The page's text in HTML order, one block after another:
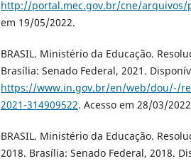
http://portal.mec.gov.br/cne/arquivos/
em 19/05/2022.
BRASIL. Ministério da Educação.
Brasília: Senado Federal, 2021.
https://www.in.gov.br/en/web/dou/-/
2021-314909522. Acesso em 28/03/
BRASIL. Ministério da Educação.
2018. Brasília: Senado Federal, 2018.